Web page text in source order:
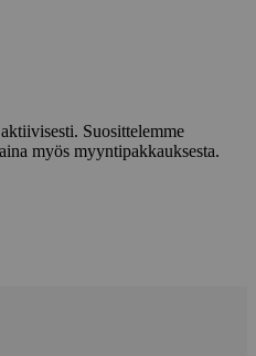
Suosittelemme
myös myyntipakkauksesta.